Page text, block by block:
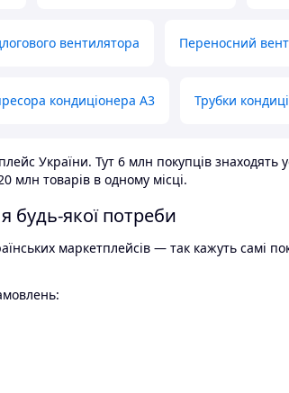
вентилятора Переносний
кондиціонера А3 Трубки
України. Тут 6 млн покупців знаходять
млн товарів в одному місці.
будь-якої потреби
маркетплейсів — так кажуть самі